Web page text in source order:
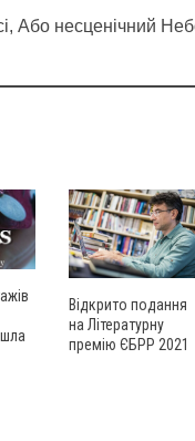
Або несценічний
Відкрито подання
на Літературну
премію ЄБРР 2021